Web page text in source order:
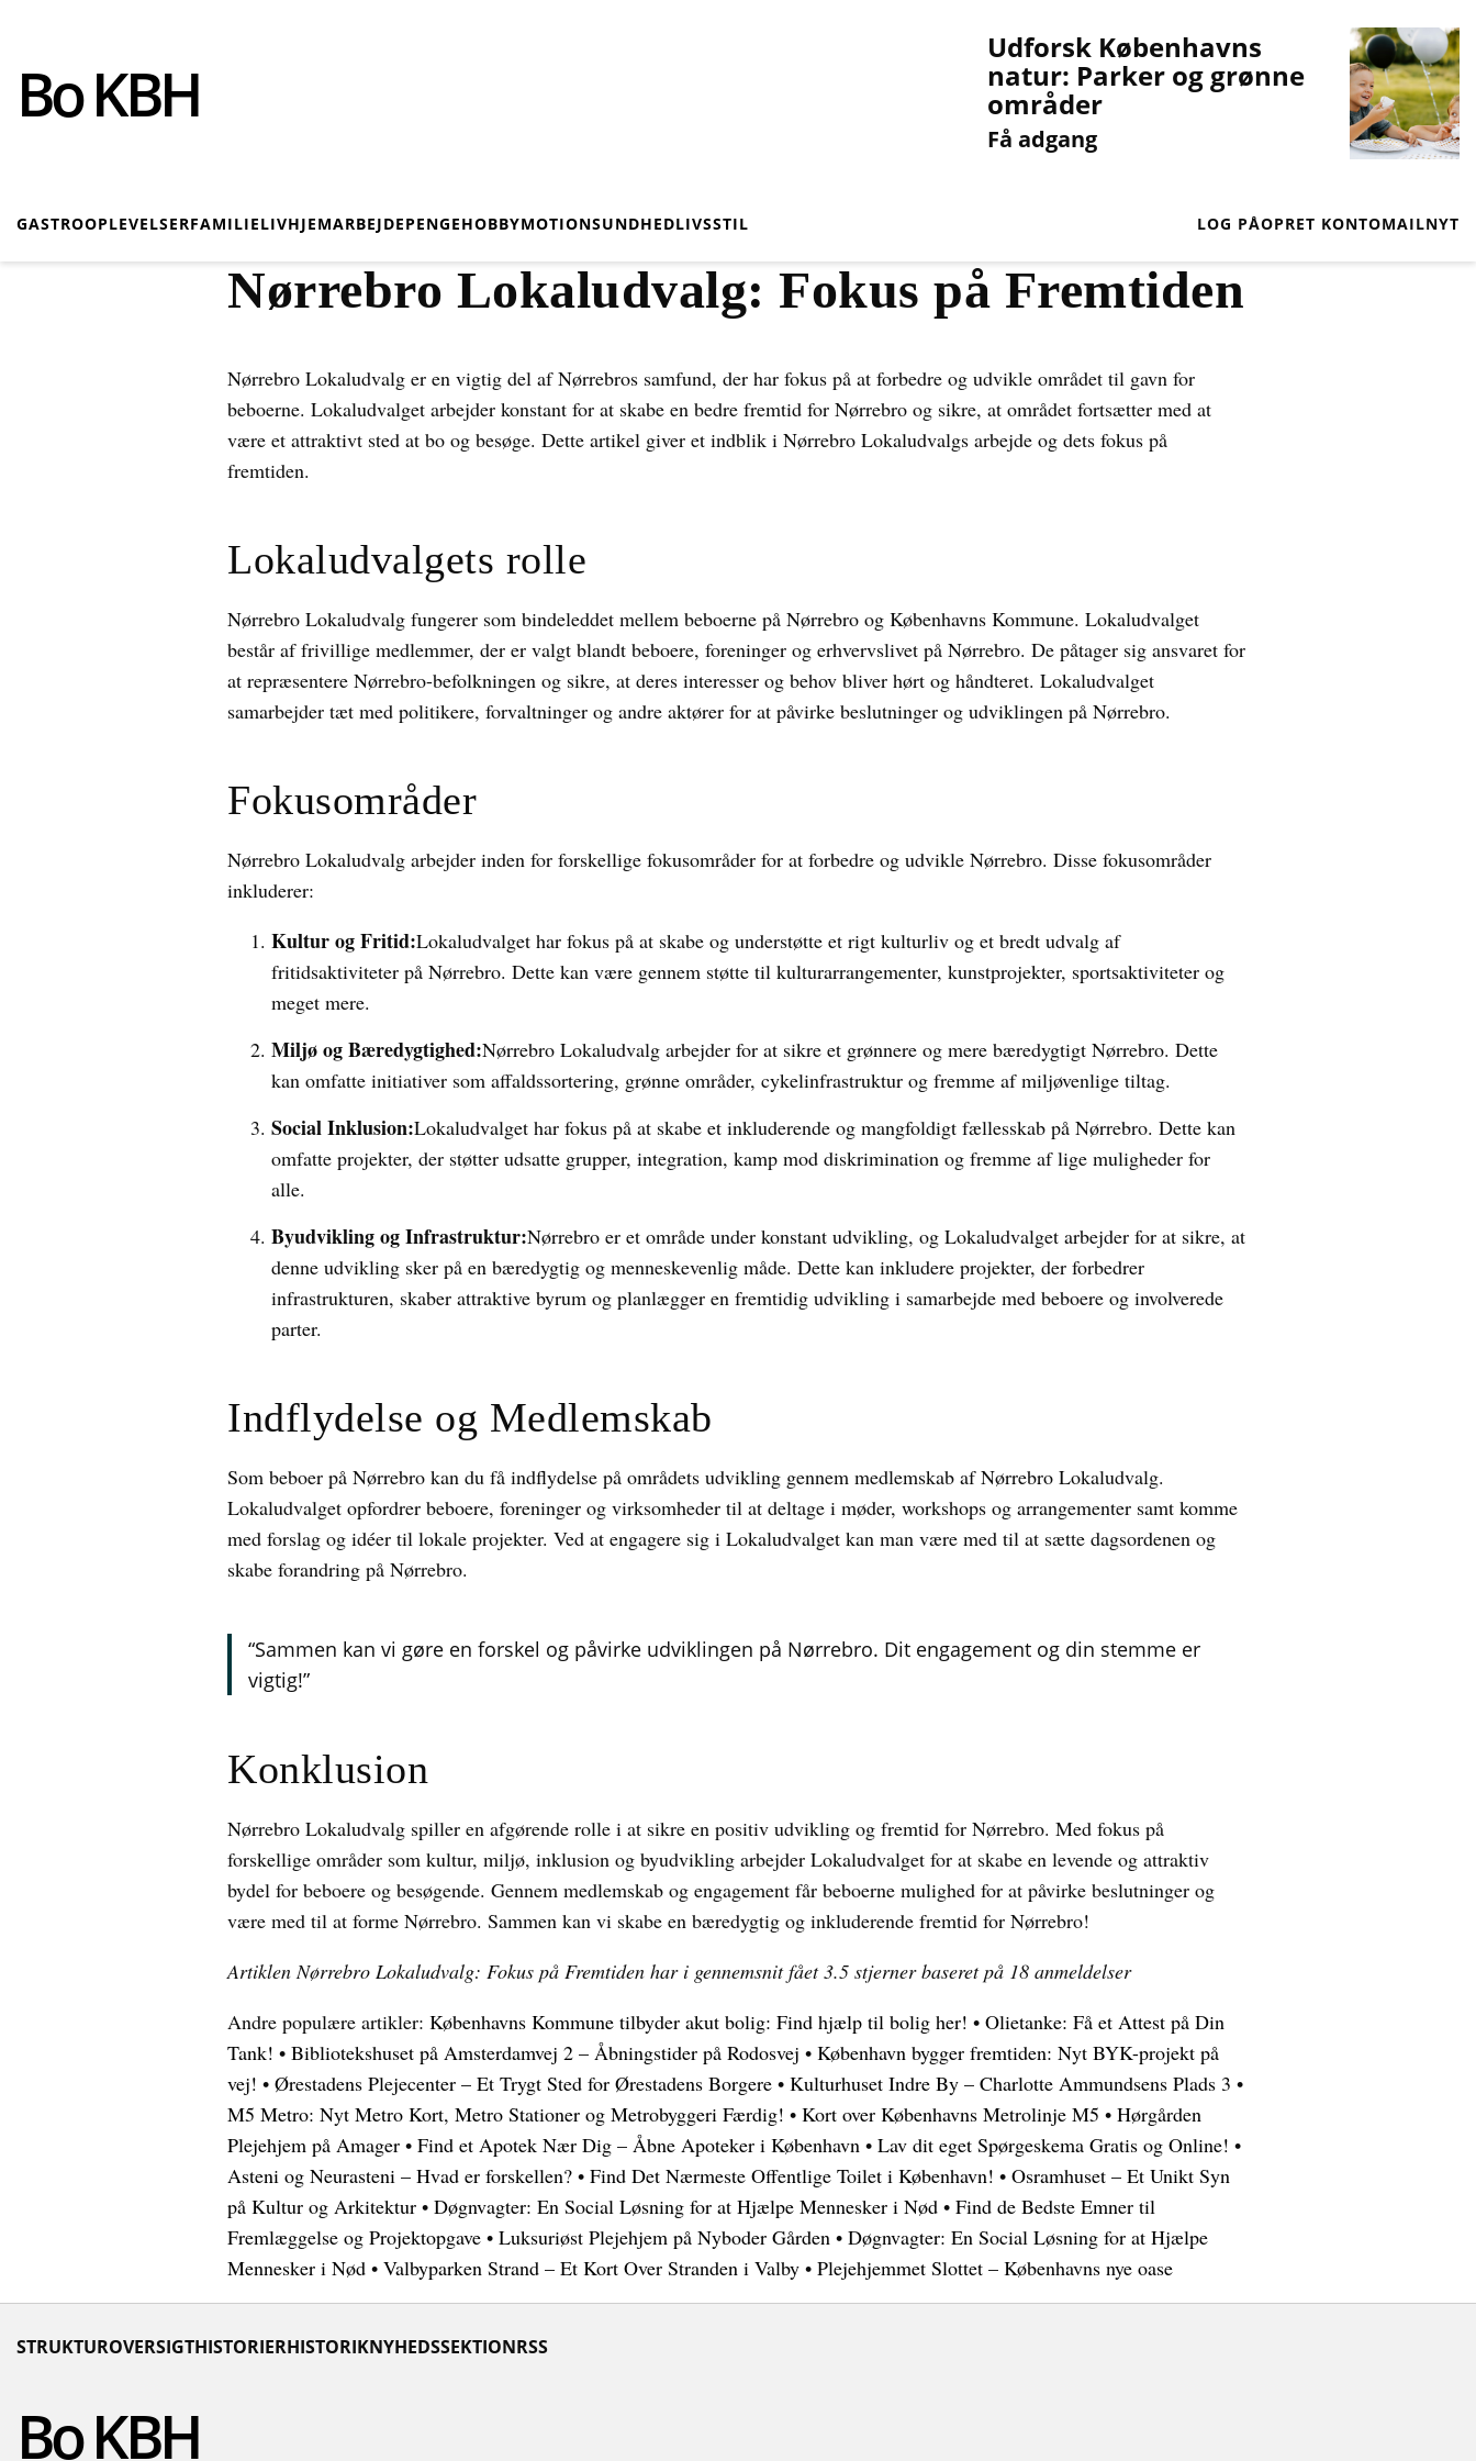
Bo KBH
Udforsk Københavns
natur: Parker og grønne
områder
Få adgang
GASTROOPLEVELSERFAMILIELIVHJEMARBEJDEPENGEHOBBYMOTIONSUNDHEDLIVSSTIL LOG PÅOPRET KONTOMAILNYT
Nørrebro Lokaludvalg: Fokus på Fremtiden
Nørrebro Lokaludvalg er en vigtig del af Nørrebros samfund, der har fokus på at forbedre og udvikle området til gavn for
beboerne. Lokaludvalget arbejder konstant for at skabe en bedre fremtid for Nørrebro og sikre, at området fortsætter med at
være et attraktivt sted at bo og besøge. Dette artikel giver et indblik i Nørrebro Lokaludvalgs arbejde og dets fokus på
fremtiden.
Lokaludvalgets rolle
Nørrebro Lokaludvalg fungerer som bindeleddet mellem beboerne på Nørrebro og Københavns Kommune. Lokaludvalget
består af frivillige medlemmer, der er valgt blandt beboere, foreninger og erhvervslivet på Nørrebro. De påtager sig ansvaret for
at repræsentere Nørrebro-befolkningen og sikre, at deres interesser og behov bliver hørt og håndteret. Lokaludvalget
samarbejder tæt med politikere, forvaltninger og andre aktører for at påvirke beslutninger og udviklingen på Nørrebro.
Fokusområder
Nørrebro Lokaludvalg arbejder inden for forskellige fokusområder for at forbedre og udvikle Nørrebro. Disse fokusområder
inkluderer:
Kultur og Fritid:Lokaludvalget har fokus på at skabe og understøtte et rigt kulturliv og et bredt udvalg af
fritidsaktiviteter på Nørrebro. Dette kan være gennem støtte til kulturarrangementer, kunstprojekter, sportsaktiviteter og
meget mere.
Miljø og Bæredygtighed:Nørrebro Lokaludvalg arbejder for at sikre et grønnere og mere bæredygtigt Nørrebro. Dette
kan omfatte initiativer som affaldssortering, grønne områder, cykelinfrastruktur og fremme af miljøvenlige tiltag.
Social Inklusion:Lokaludvalget har fokus på at skabe et inkluderende og mangfoldigt fællesskab på Nørrebro. Dette kan
omfatte projekter, der støtter udsatte grupper, integration, kamp mod diskrimination og fremme af lige muligheder for
alle.
Byudvikling og Infrastruktur:Nørrebro er et område under konstant udvikling, og Lokaludvalget arbejder for at sikre, at
denne udvikling sker på en bæredygtig og menneskevenlig måde. Dette kan inkludere projekter, der forbedrer
infrastrukturen, skaber attraktive byrum og planlægger en fremtidig udvikling i samarbejde med beboere og involverede
parter.
Indflydelse og Medlemskab
Som beboer på Nørrebro kan du få indflydelse på områdets udvikling gennem medlemskab af Nørrebro Lokaludvalg.
Lokaludvalget opfordrer beboere, foreninger og virksomheder til at deltage i møder, workshops og arrangementer samt komme
med forslag og idéer til lokale projekter. Ved at engagere sig i Lokaludvalget kan man være med til at sætte dagsordenen og
skabe forandring på Nørrebro.
“Sammen kan vi gøre en forskel og påvirke udviklingen på Nørrebro. Dit engagement og din stemme er
vigtig!”
Konklusion
Nørrebro Lokaludvalg spiller en afgørende rolle i at sikre en positiv udvikling og fremtid for Nørrebro. Med fokus på
forskellige områder som kultur, miljø, inklusion og byudvikling arbejder Lokaludvalget for at skabe en levende og attraktiv
bydel for beboere og besøgende. Gennem medlemskab og engagement får beboerne mulighed for at påvirke beslutninger og
være med til at forme Nørrebro. Sammen kan vi skabe en bæredygtig og inkluderende fremtid for Nørrebro!
Artiklen Nørrebro Lokaludvalg: Fokus på Fremtiden har i gennemsnit fået3.5 stjerner baseret på 18 anmeldelser
Andre populære artikler: Københavns Kommune tilbyder akut bolig: Find hjælp til bolig her! • Olietanke: Få et Attest på Din
Tank! • Bibliotekshuset på Amsterdamvej 2 – Åbningstider på Rodosvej • København bygger fremtiden: Nyt BYK-projekt på
vej! • Ørestadens Plejecenter – Et Trygt Sted for Ørestadens Borgere • Kulturhuset Indre By – Charlotte Ammundsens Plads 3 •
M5 Metro: Nyt Metro Kort, Metro Stationer og Metrobyggeri Færdig! • Kort over Københavns Metrolinje M5 • Hørgården
Plejehjem på Amager • Find et Apotek Nær Dig – Åbne Apoteker i København • Lav dit eget Spørgeskema Gratis og Online! •
Asteni og Neurasteni – Hvad er forskellen? • Find Det Nærmeste Offentlige Toilet i København! • Osramhuset – Et Unikt Syn
på Kultur og Arkitektur • Døgnvagter: En Social Løsning for at Hjælpe Mennesker i Nød • Find de Bedste Emner til
Fremlæggelse og Projektopgave • Luksuriøst Plejehjem på Nyboder Gården • Døgnvagter: En Social Løsning for at Hjælpe
Mennesker i Nød • Valbyparken Strand – Et Kort Over Stranden i Valby • Plejehjemmet Slottet – Københavns nye oase
Bo KBH
STRUKTUROVERSIGTHISTORIERHISTORIKNYHEDSSEKTIONRSS